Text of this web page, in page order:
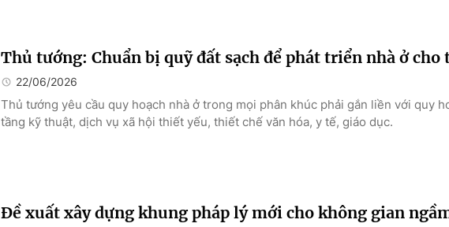
Thủ tướng: Chuẩn bị quỹ đất sạch để phát triển nhà ở cho
22/06/2026
Thủ tướng yêu cầu quy hoạch nhà ở trong mọi phân khúc phải gắn liền với quy
tầng kỹ thuật, dịch vụ xã hội thiết yếu, thiết chế văn hóa, y tế, giáo dục.
Đề xuất xây dựng khung pháp lý mới cho không gian